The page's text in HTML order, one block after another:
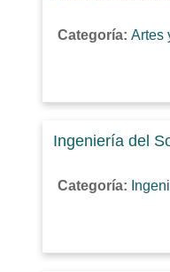
Categoría: Artes
Ingeniería del
Categoría: